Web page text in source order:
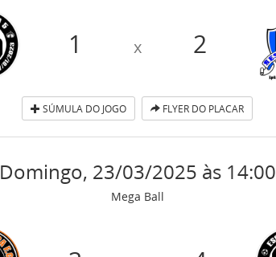
1 x 2
SÚMULA DO JOGO FLYER DO PLACAR
Domingo, 23/03/2025 às 14:00
Mega Ball